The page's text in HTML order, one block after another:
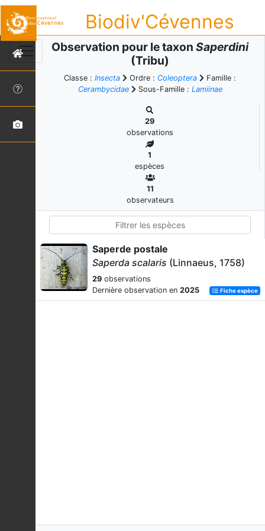
Biodiv'Cévennes
Observation pour le taxon Saperdini
(Tribu)
Classe : Insecta Ordre : Coleoptera
Famille :
Cerambycidae
Sous-Famille : Lamiinae
29
observations
1
espèces
11
observateurs
Saperde postale
Saperda scalaris (Linnaeus, 1758)
29 observations
Dernière observation en 2025 Fiche espèce